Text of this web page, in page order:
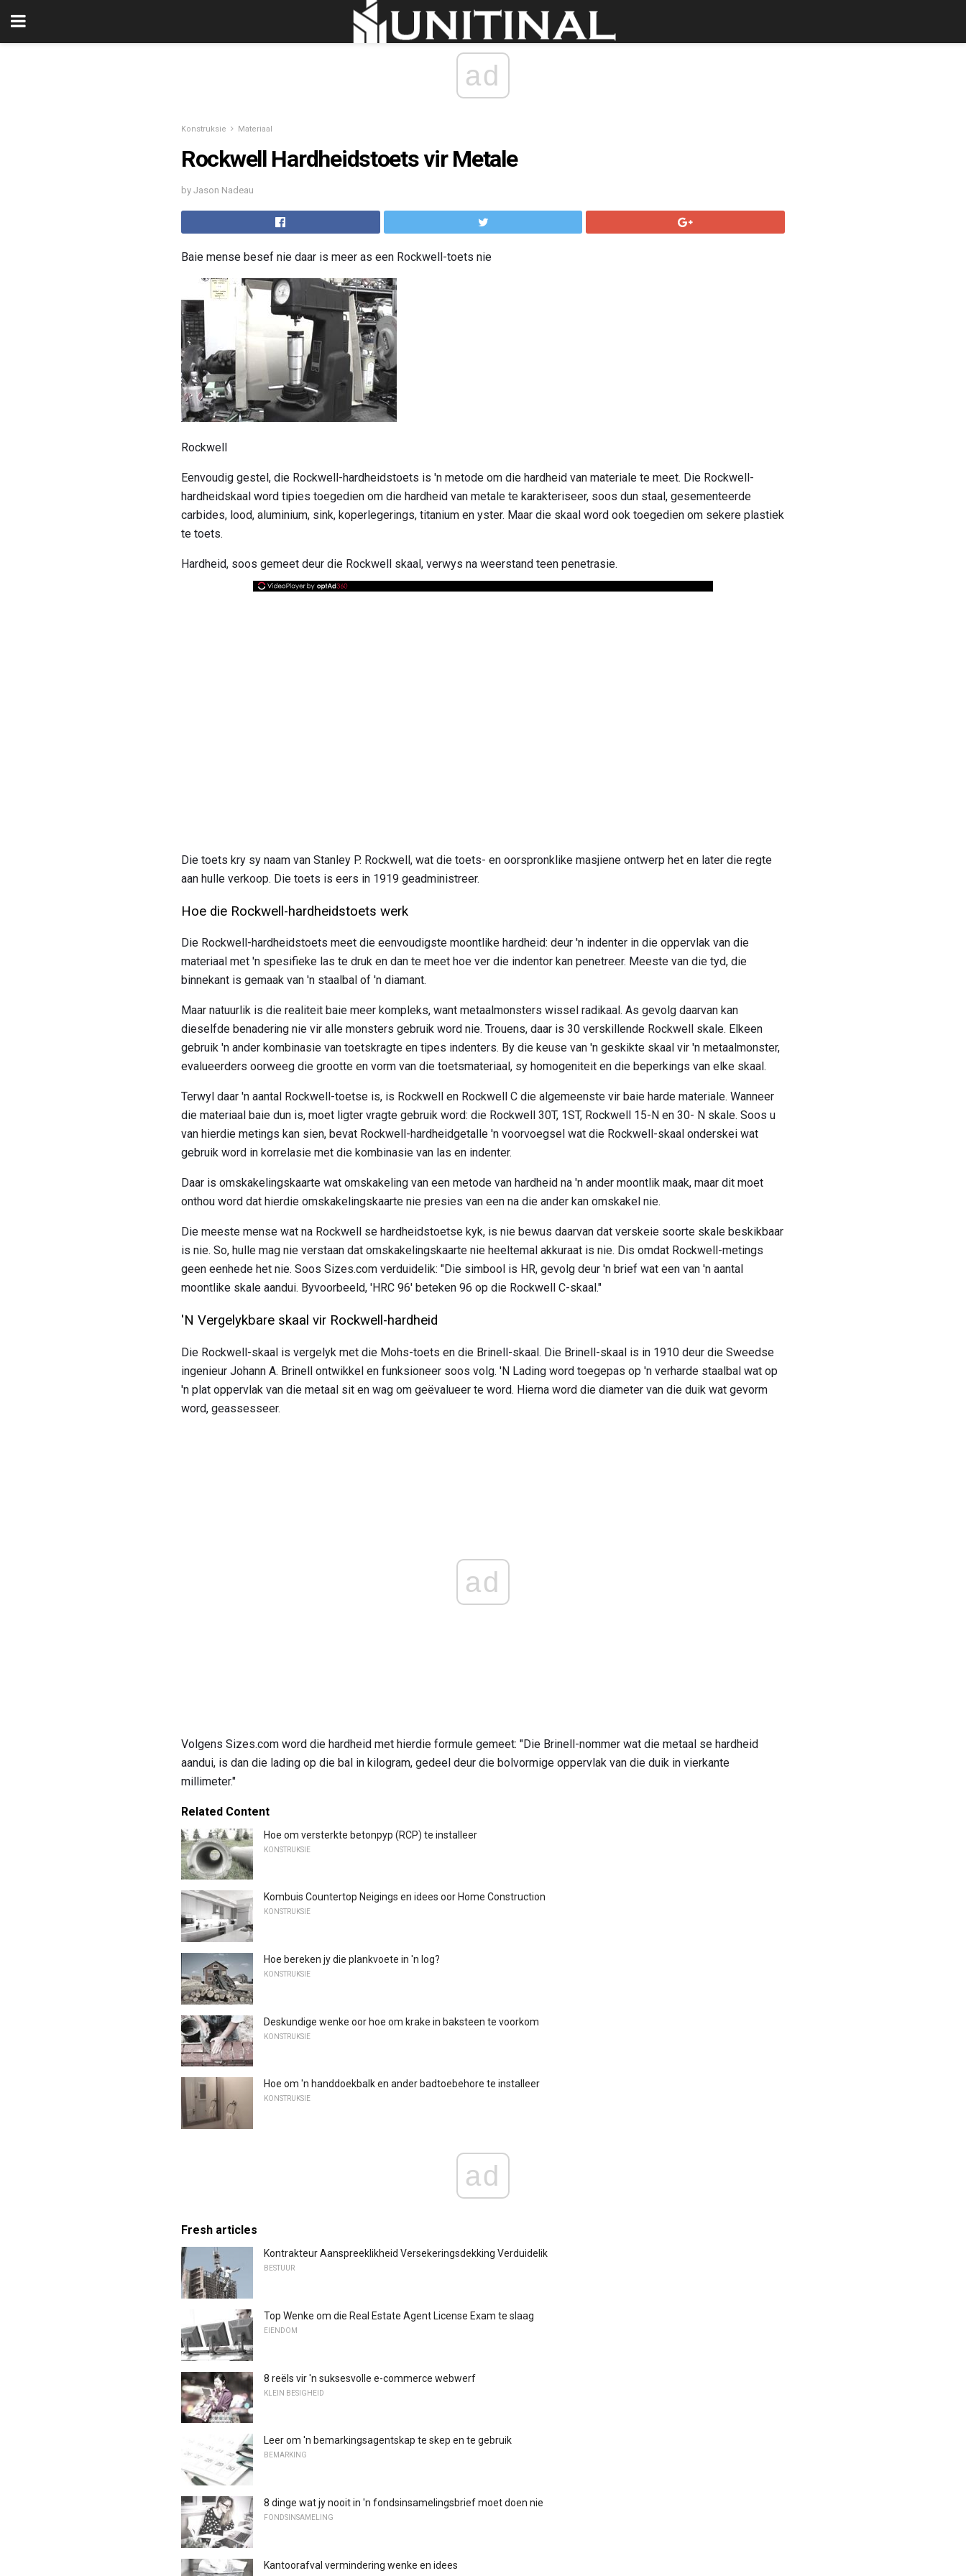
ad
Konstruksie Materiaal
Rockwell Hardheidstoets vir Metale
by Jason Nadeau
Baie mense besef nie daar is meer as een Rockwell-toets nie
Rockwell
Eenvoudig gestel, die Rockwell-hardheidstoets is 'n metode om die hardheid van materiale te meet. Die Rockwell-
hardheidskaal word tipies toegedien om die hardheid van metale te karakteriseer, soos dun staal, gesementeerde
carbides, lood, aluminium, sink, koperlegerings, titanium en yster. Maar die skaal word ook toegedien om sekere plastiek
te toets.
Hardheid, soos gemeet deur die Rockwell skaal, verwys na weerstand teen penetrasie.
Die toets kry sy naam van Stanley P. Rockwell, wat die toets- en oorspronklike masjiene ontwerp het en later die regte
aan hulle verkoop. Die toets is eers in 1919 geadministreer.
Hoe die Rockwell-hardheidstoets werk
Die Rockwell-hardheidstoets meet die eenvoudigste moontlike hardheid: deur 'n indenter in die oppervlak van die
materiaal met 'n spesifieke las te druk en dan te meet hoe ver die indentor kan penetreer. Meeste van die tyd, die
binnekant is gemaak van 'n staalbal of 'n diamant.
Maar natuurlik is die realiteit baie meer kompleks, want metaalmonsters wissel radikaal. As gevolg daarvan kan
dieselfde benadering nie vir alle monsters gebruik word nie. Trouens, daar is 30 verskillende Rockwell skale. Elkeen
gebruik 'n ander kombinasie van toetskragte en tipes indenters. By die keuse van 'n geskikte skaal vir 'n metaalmonster,
evalueerders oorweeg die grootte en vorm van die toetsmateriaal, sy homogeniteit en die beperkings van elke skaal.
Terwyl daar 'n aantal Rockwell-toetse is, is Rockwell en Rockwell C die algemeenste vir baie harde materiale. Wanneer
die materiaal baie dun is, moet ligter vragte gebruik word: die Rockwell 30T, 1ST, Rockwell 15-N en 30- N skale. Soos u
van hierdie metings kan sien, bevat Rockwell-hardheidgetalle 'n voorvoegsel wat die Rockwell-skaal onderskei wat
gebruik word in korrelasie met die kombinasie van las en indenter.
Daar is omskakelingskaarte wat omskakeling van een metode van hardheid na 'n ander moontlik maak, maar dit moet
onthou word dat hierdie omskakelingskaarte nie presies van een na die ander kan omskakel nie.
Die meeste mense wat na Rockwell se hardheidstoetse kyk, is nie bewus daarvan dat verskeie soorte skale beskikbaar
is nie. So, hulle mag nie verstaan ​​dat omskakelingskaarte nie heeltemal akkuraat is nie. Dis omdat Rockwell-metings
geen eenhede het nie. Soos Sizes.com verduidelik: "Die simbool is HR, gevolg deur 'n brief wat een van 'n aantal
moontlike skale aandui. Byvoorbeeld, 'HRC 96' beteken 96 op die Rockwell C-skaal."
'N Vergelykbare skaal vir Rockwell-hardheid
Die Rockwell-skaal is vergelyk met die Mohs-toets en die Brinell-skaal. Die Brinell-skaal is in 1910 deur die Sweedse
ingenieur Johann A. Brinell ontwikkel en funksioneer soos volg. 'N Lading word toegepas op 'n verharde staalbal wat op
'n plat oppervlak van die metaal sit en wag om geëvalueer te word. Hierna word die diameter van die duik wat gevorm
word, geassesseer.
ad
Volgens Sizes.com word die hardheid met hierdie formule gemeet: "Die Brinell-nommer wat die metaal se hardheid
aandui, is dan die lading op die bal in kilogram, gedeel deur die bolvormige oppervlak van die duik in vierkante
millimeter."
Related Content
Hoe om versterkte betonpyp (RCP) te installeer
KONSTRUKSIE
Kombuis Countertop Neigings en idees oor Home Construction
KONSTRUKSIE
Hoe bereken jy die plankvoete in 'n log?
KONSTRUKSIE
Deskundige wenke oor hoe om krake in baksteen te voorkom
KONSTRUKSIE
Hoe om 'n handdoekbalk en ander badtoebehore te installeer
KONSTRUKSIE
ad
Fresh articles
Kontrakteur Aanspreeklikheid Versekeringsdekking Verduidelik
BESTUUR
Top Wenke om die Real Estate Agent License Exam te slaag
EIENDOM
8 reëls vir 'n suksesvolle e-commerce webwerf
KLEIN BESIGHEID
Leer om 'n bemarkingsagentskap te skep en te gebruik
BEMARKING
8 dinge wat jy nooit in 'n fondsinsamelingsbrief moet doen nie
FONDSINSAMELING
Kantoorafval vermindering wenke en idees